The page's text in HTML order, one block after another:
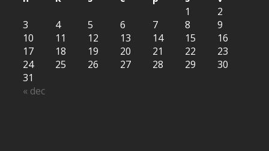
« dec
1
2
3
4 5 6 7 8
9
10
11 12 13 14 15
16
17
18 19 20 21 22
23
24
25 26 27 28 29
30
31